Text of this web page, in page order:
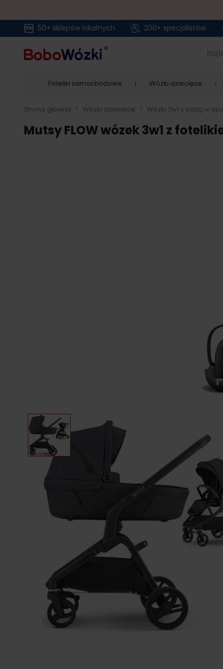
50+ sklepów lokalnych 200+ specjalistów
Foteliki samochodowe Wózki dziecięce
Strona główna > Wózki dziecięce > Wózki 3w1 z bazą w
Mutsy FLOW wózek 3w1 z